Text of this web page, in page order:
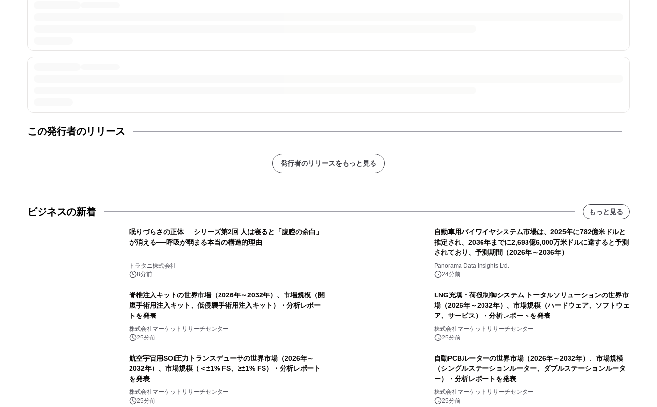
この発行者のリリース
発行者のリリースをもっと見る
ビジネスの新着 もっと見る
眠りづらさの正体──シリーズ第2回 人は寝ると「腹腔の余白」
が消える──呼吸が弱まる本当の構造的理由
トラタニ株式会社
8分前
自動車用バイワイヤシステム市場は、2025年に782億米ドルと
推定され、2036年までに2,693億6,000万米ドルに達すると予測
されており、予測期間（2026年～2036年）
Panorama Data Insights Ltd.
24分前
脊椎注入キットの世界市場（2026年～2032年）、市場規模（開
腹手術用注入キット、低侵襲手術用注入キット）・分析レポー
トを発表
株式会社マーケットリサーチセンター
25分前
LNG充填・荷役制御システム トータルソリューションの世界市
場（2026年～2032年）、市場規模（ハードウェア、ソフトウェ
ア、サービス）・分析レポートを発表
株式会社マーケットリサーチセンター
25分前
航空宇宙用SOI圧力トランスデューサの世界市場（2026年～
2032年）、市場規模（＜±1% FS、≥±1% FS）・分析レポート
を発表
株式会社マーケットリサーチセンター
25分前
自動PCBルーターの世界市場（2026年～2032年）、市場規模
（シングルステーションルーター、ダブルステーションルータ
ー）・分析レポートを発表
株式会社マーケットリサーチセンター
25分前